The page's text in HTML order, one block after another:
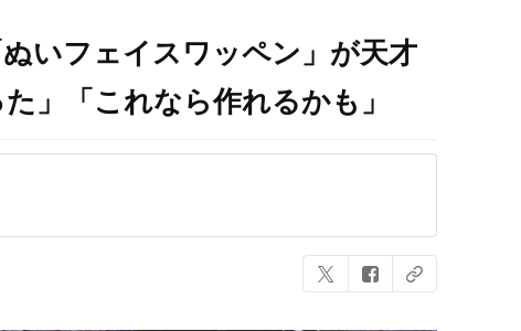
いフェイスワッペン」が天才
」「これなら作れるかも」